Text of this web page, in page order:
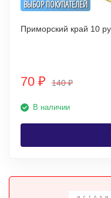
ВЫБОР ПОКУПАТЕЛЕЙ
70 ₽ 140₽
В наличии